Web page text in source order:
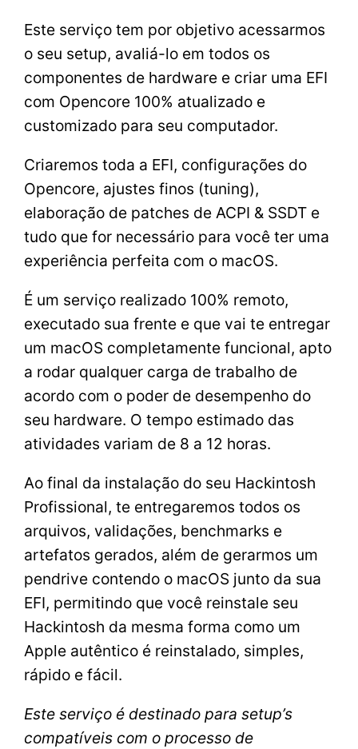
Este serviço tem por objetivo acessarmos
o seu setup, avaliá-lo em todos os
componentes de hardware e criar uma EFI
com Opencore 100% atualizado e
customizado para seu computador.
Criaremos toda a EFI, configurações do
Opencore, ajustes finos (tuning),
elaboração de patches de ACPI & SSDT e
tudo que for necessário para você ter uma
experiência perfeita com o macOS.
É um serviço realizado 100% remoto,
executado sua frente e que vai te entregar
um macOS completamente funcional, apto
a rodar qualquer carga de trabalho de
acordo com o poder de desempenho do
seu hardware. O tempo estimado das
atividades variam de 8 a 12 horas.
Ao final da instalação do seu Hackintosh
Profissional, te entregaremos todos os
arquivos, validações, benchmarks e
artefatos gerados, além de gerarmos um
pendrive contendo o macOS junto da sua
EFI, permitindo que você reinstale seu
Hackintosh da mesma forma como um
Apple autêntico é reinstalado, simples,
rápido e fácil.
Este serviço é destinado para setup’s
compatíveis com o processo de